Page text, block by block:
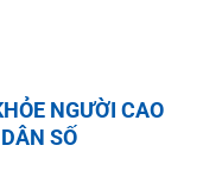
NGƯỜI CAO
SỐ